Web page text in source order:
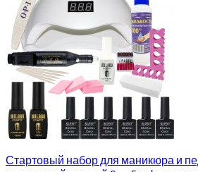
Стартовый набор для маникюра и